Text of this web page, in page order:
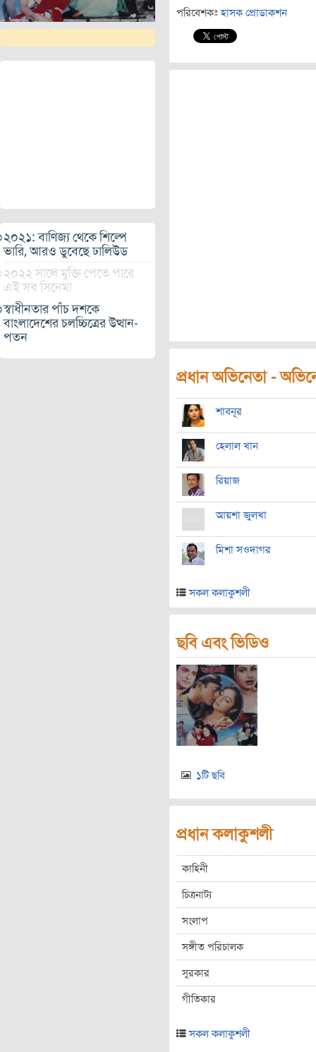
২০২১: বাণিজ্য থেকে শিল্পে
ভারি, আরও ডুবেছে ঢালিউড
২০২২ সালে মুক্তি পেতে পারে
এই সব সিনেমা
স্বাধীনতার পাঁচ দশকে
বাংলাদেশের চলচ্চিত্রের উত্থান-
পতন
পরিবেশকঃ হাসক প্রোডাকশন
প্রধান অভিনেতা -
শাবনূর
হেলাল খান
রিয়াজ
আয়শা জুলখা
মিশা সওদাগর
সকল কলাকুশলী
ছবি এবং ভিডিও
১টি ছবি
প্রধান কলাকুশলী
কাহিনী
চিত্রনাট্য
সংলাপ
সঙ্গীত পরিচালক
সুরকার
গীতিকার
সকল কলাকুশলী